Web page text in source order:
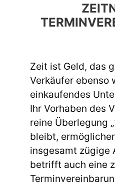
Zeit ist Geld, das
Verkäufer ebenso
einkaufendes
Ihr Vorhaben des
reine Überlegung
bleibt,
insgesamt zügige
betrifft auch eine